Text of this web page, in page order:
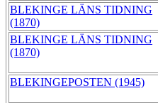
BLEKINGE LÄNS TIDNING
(1870)
BLEKINGE LÄNS TIDNING
(1870)
BLEKINGEPOSTEN (1945)